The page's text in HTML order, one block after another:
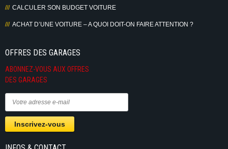
CALCULER SON BUDGET VOITURE
ACHAT D’UNE VOITURE – A QUOI DOIT-ON FAIRE ATTENTION ?
OFFRES DES GARAGES
ABONNEZ-VOUS AUX OFFRES
DES GARAGES